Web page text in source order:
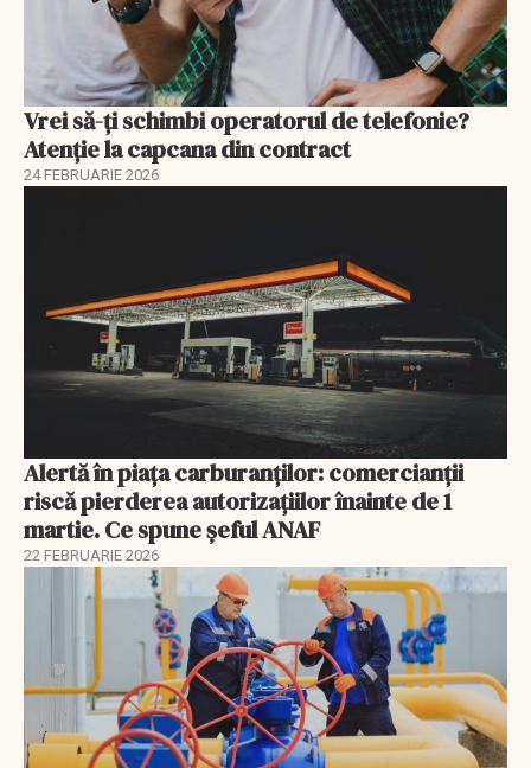
Vrei să-ți schimbi operatorul de telefonie?
Atenție la capcana din contract
24 FEBRUARIE 2026
Alertă în piața carburanților: comercianții
riscă pierderea autorizațiilor înainte de 1
martie. Ce spune șeful ANAF
22 FEBRUARIE 2026